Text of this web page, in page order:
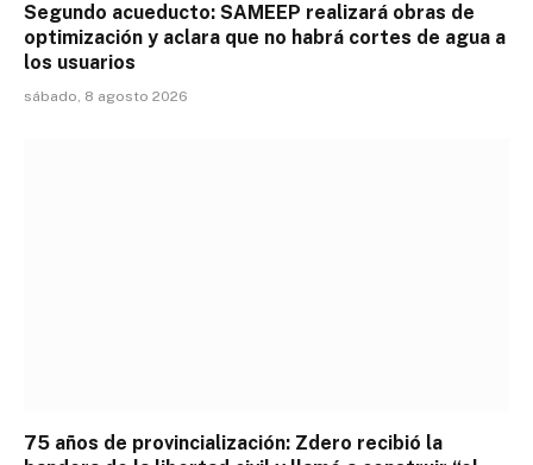
Segundo acueducto: SAMEEP realizará obras de
optimización y aclara que no habrá cortes de agua a
los usuarios
sábado, 8 agosto 2026
75 años de provincialización: Zdero recibió la